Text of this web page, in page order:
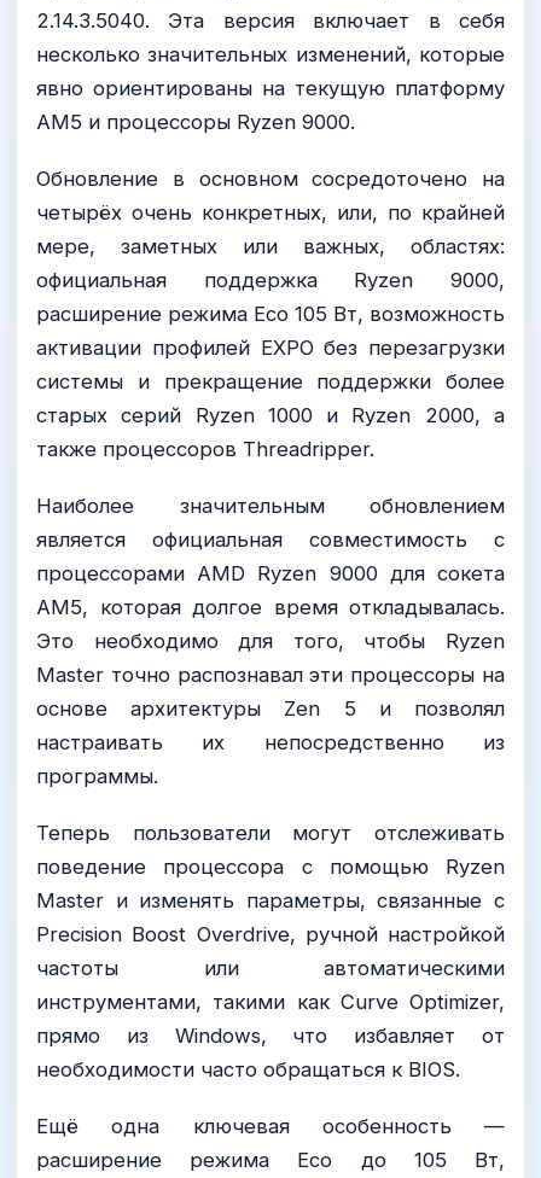
2.14.3.5040. Эта версия включает в себя
несколько значительных изменений, которые
явно ориентированы на текущую платформу
AM5 и процессоры Ryzen 9000.
Обновление в основном сосредоточено на
четырёх очень конкретных, или, по крайней
мере, заметных или важных, областях:
официальная поддержка Ryzen 9000,
расширение режима Eco 105 Вт, возможность
активации профилей EXPO без перезагрузки
системы и прекращение поддержки более
старых серий Ryzen 1000 и Ryzen 2000, а
также процессоров Threadripper.
Наиболее значительным обновлением
является официальная совместимость с
процессорами AMD Ryzen 9000 для сокета
AM5, которая долгое время откладывалась.
Это необходимо для того, чтобы Ryzen
Master точно распознавал эти процессоры на
основе архитектуры Zen 5 и позволял
настраивать их непосредственно из
программы.
Теперь пользователи могут отслеживать
поведение процессора с помощью Ryzen
Master и изменять параметры, связанные с
Precision Boost Overdrive, ручной настройкой
частоты или автоматическими
инструментами, такими как Curve Optimizer,
прямо из Windows, что избавляет от
необходимости часто обращаться к BIOS.
Ещё одна ключевая особенность —
расширение режима Eco до 105 Вт,